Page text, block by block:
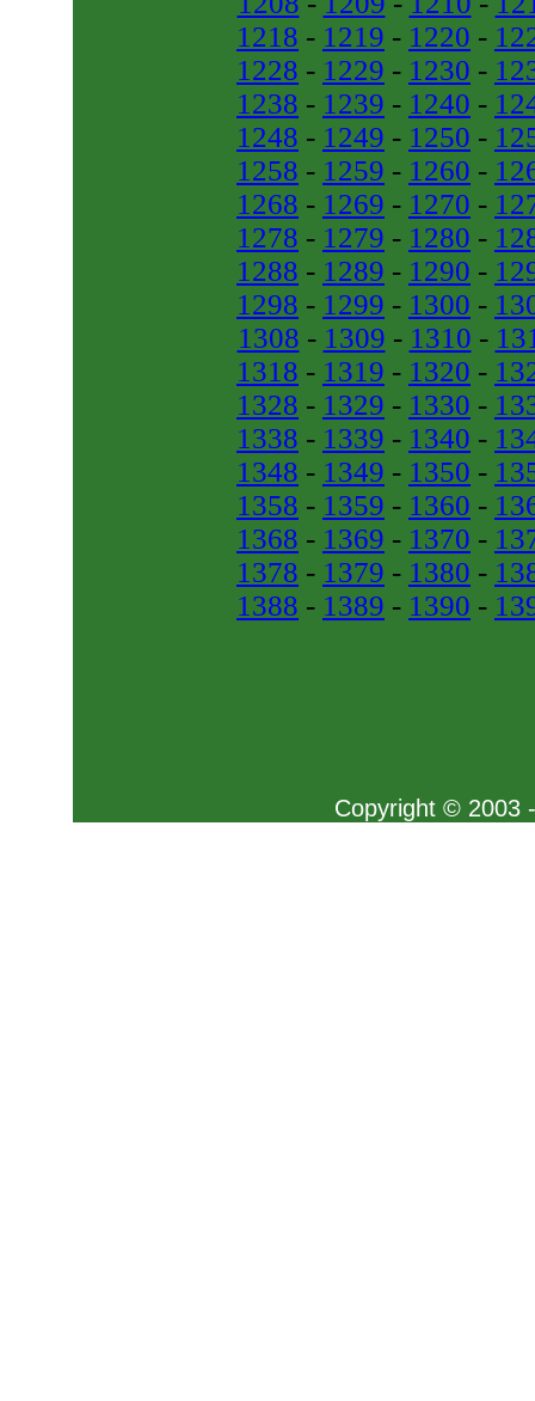
1218 - 1219 - 1220 -
1228 - 1229 - 1230 -
1238 - 1239 - 1240 -
1248 - 1249 - 1250 -
1258 - 1259 - 1260 -
1268 - 1269 - 1270 -
1278 - 1279 - 1280 -
1288 - 1289 - 1290 -
1298 - 1299 - 1300 -
1308 - 1309 - 1310 -
1318 - 1319 - 1320 -
1328 - 1329 - 1330 -
1338 - 1339 - 1340 -
1348 - 1349 - 1350 -
1358 - 1359 - 1360 -
1368 - 1369 - 1370 -
1378 - 1379 - 1380 -
1388 - 1389 - 1390 -
Copyright © 2003